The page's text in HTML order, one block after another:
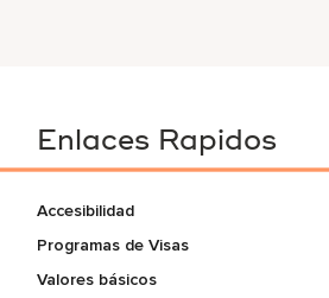
Enlaces Rapidos
Accesibilidad
Programas de Visas
Valores básicos